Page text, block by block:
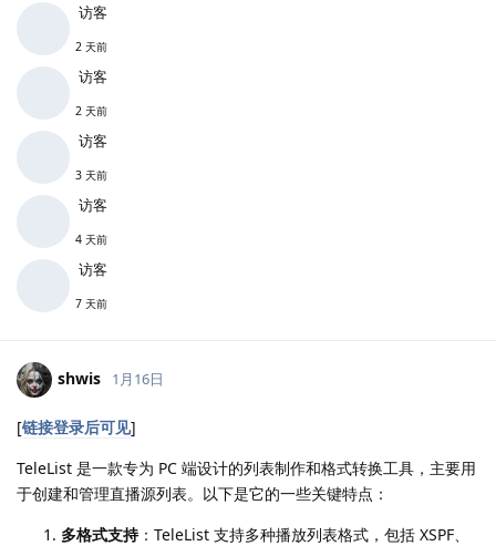
访客
2 天前
访客
2 天前
访客
3 天前
访客
4 天前
访客
7 天前
shwis 1月16日
[链接登录后可见]
TeleList 是一款专为 PC 端设计的列表制作和格式转换工具，主要用
于创建和管理直播源列表。以下是它的一些关键特点：
多格式支持：TeleList 支持多种播放列表格式，包括 XSPF、